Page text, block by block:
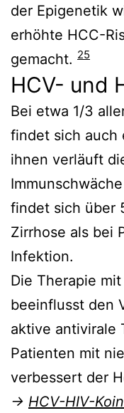
der Epigenetik
erhöhte HCC-
gemacht. 25
HCV- und
Bei etwa 1/3
findet sich auch
ihnen verläuft
findet sich über
Zirrhose als bei
Infektion.
Die Therapie
beeinflusst den
aktive antivirale
Patienten mit
verbessert der
→ HCV-HIV-